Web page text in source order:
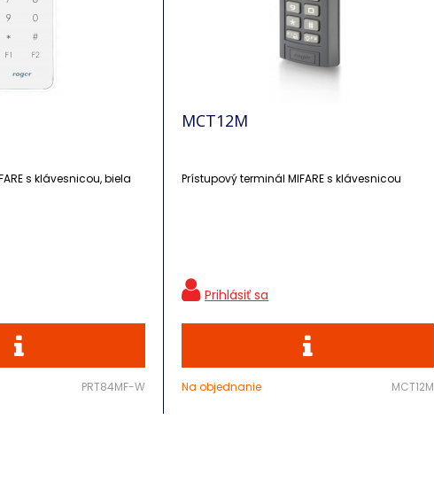
s klávesnicou, biela
PRT84MF-W
MCT12M
Prístupový terminál MIFARE s klávesnicou
Na objednanie MCT12M